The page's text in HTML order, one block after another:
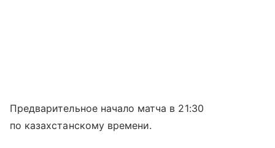
Предварительное начало матча в 21:30
по казахстанскому времени.